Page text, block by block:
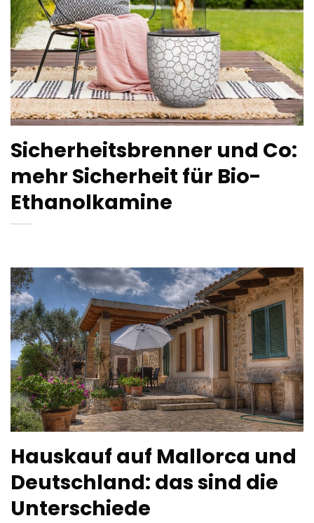
Sicherheitsbrenner und Co:
mehr Sicherheit für Bio-
Ethanolkamine
Hauskauf auf Mallorca und
Deutschland: das sind die
Unterschiede